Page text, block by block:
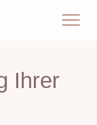
Ihrer